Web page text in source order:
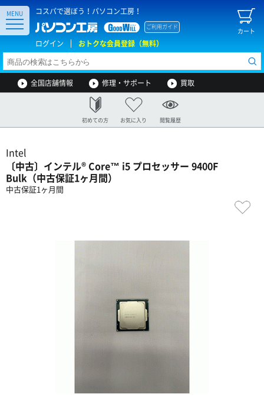
コスパで選ぼう！パソコン工房！
カート
ご利用ガイド
ログイン おトクな会員登録（無料）
MENU
全国店舗情報 修理・サポート 買取
初めての方 お気に入り 閲覧履歴
Intel
〔中古〕インテル® Core™ i5 プロセッサー 9400F
Bulk（中古保証1ヶ月間）
中古保証1ヶ月間